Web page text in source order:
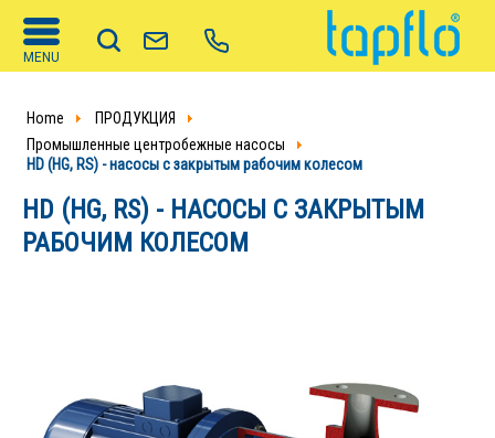
MENU
Home
ПРОДУКЦИЯ
Промышленные центробежные насосы
HD (HG, RS) - насосы с закрытым рабочим колесом
HD (HG, RS) - НАСОСЫ С ЗАКРЫТЫМ
РАБОЧИМ КОЛЕСОМ